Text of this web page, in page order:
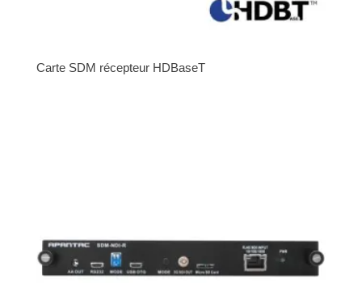
Carte SDM récepteur HDBaseT